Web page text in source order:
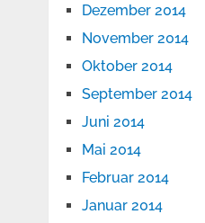
Dezember 2014
November 2014
Oktober 2014
September 2014
Juni 2014
Mai 2014
Februar 2014
Januar 2014